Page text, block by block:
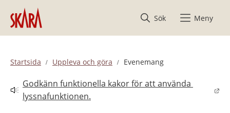
Hoppa till innehåll
Sök
Meny
Startsida Uppleva och göra Evenemang
Godkänn funktionella kakor för att använda
lyssnafunktionen.
Länk till annan webbplats.